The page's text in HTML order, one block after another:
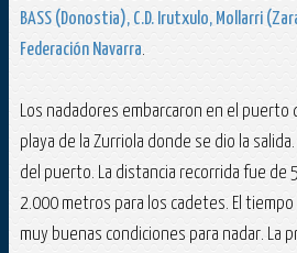
BASS (Donostia), C.D. Irutxulo, Mollarri
Federación Navarra.
Los nadadores embarcaron en el puerto
playa de la Zurriola donde se dio la
del puerto. La distancia recorrida fue de
2.000 metros para los cadetes. El
muy buenas condiciones para nadar. La